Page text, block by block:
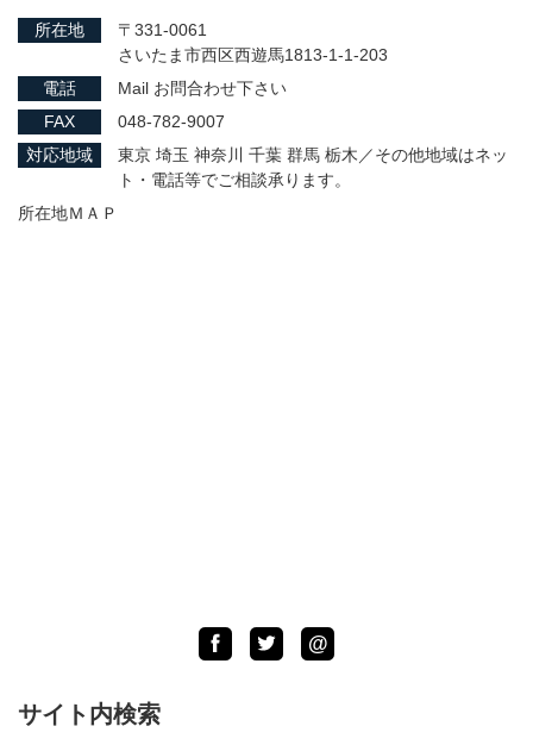
所在地
〒331-0061
さいたま市西区西遊馬1813-1-1-203
電話
Mail お問合わせ下さい
FAX
048-782-9007
対応地域
東京 埼玉 神奈川 千葉 群馬 栃木／その他地域はネッ
ト・電話等でご相談承ります。
所在地ＭＡＰ
Facebook
TwitterLINE
@
サイト内検索